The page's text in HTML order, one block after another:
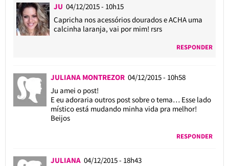
JU 04/12/2015 - 10h15
Capricha nos acessórios dourados e ACHA uma
calcinha laranja, vai por mim! rsrs
RESPONDER
JULIANA MONTREZOR 04/12/2015 - 10h58
Ju amei o post!
E eu adoraria outros post sobre o tema… Esse lado
místico está mudando minha vida pra melhor!
Beijos
RESPONDER
JULIANA 04/12/2015 - 18h43